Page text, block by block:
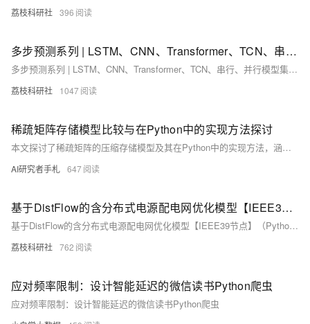
荔枝科研社 396
多步预测系列 | LSTM、CNN、Transformer、TCN、串行、并行模型集合研究（Python代码实现）
多步预测系列 | LSTM、CNN、Transformer、TCN、串行、并行模型集合研究（Python代码实现）
荔枝科研社 1047
稀疏矩阵存储模型比较与在Python中的实现方法探讨
本文探讨了稀疏矩阵的压缩存储模型及其在Python中的实现方法，涵盖COO、CSR、CSC等常见格式。通过`scipy.sparse`等工具，分析了稀疏矩阵在高效运算中的应用，如矩阵乘法和图结构分析。文章还结合实际场景（推荐系统、自然语言处理等），提供了优化建议及性能评估，并展望了稀疏计算与AI硬件协同的未来趋势。掌握稀疏矩阵技术，可显著提升大规模数据处理效率，为工程实践带来重要价值。
AI研究者手札 647
基于DistFlow的含分布式电源配电网优化模型【IEEE39节点】（Python代码实现）
基于DistFlow的含分布式电源配电网优化模型【IEEE39节点】（Python代码实现）
荔枝科研社 762
应对频率限制：设计智能延迟的微信读书Python爬虫
应对频率限制：设计智能延迟的微信读书Python爬虫